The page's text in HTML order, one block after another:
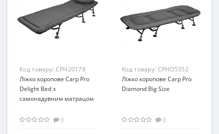
Код товару: CPH20178
Ліжко коропове Carp Pro
Delight Bed з
самонадувним матрацом
0
Код товару: CPHD5352
Ліжко коропове Carp Pro
Diamond Big Size
0